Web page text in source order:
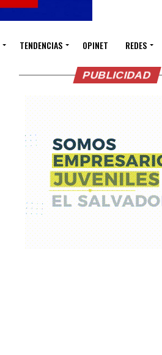
TENDENCIAS OPINET REDES
PUBLICIDAD